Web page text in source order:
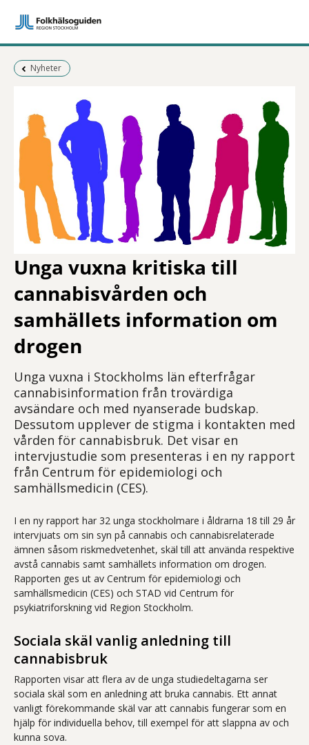
Föregående sida:
Nyheter
Unga vuxna kritiska till
cannabisvården och
samhällets information om
drogen
Unga vuxna i Stockholms län efterfrågar
cannabisinformation från trovärdiga
avsändare och med nyanserade budskap.
Dessutom upplever de stigma i kontakten med
vården för cannabisbruk. Det visar en
intervjustudie som presenteras i en ny rapport
från Centrum för epidemiologi och
samhällsmedicin (CES).
I en ny rapport har 32 unga stockholmare i åldrarna 18 till 29 år
intervjuats om sin syn på cannabis och cannabisrelaterade
ämnen såsom riskmedvetenhet, skäl till att använda respektive
avstå cannabis samt samhällets information om drogen.
Rapporten ges ut av Centrum för epidemiologi och
samhällsmedicin (CES) och STAD vid Centrum för
psykiatriforskning vid Region Stockholm.
Sociala skäl vanlig anledning till
cannabisbruk
Rapporten visar att flera av de unga studiedeltagarna ser
sociala skäl som en anledning att bruka cannabis. Ett annat
vanligt förekommande skäl var att cannabis fungerar som en
hjälp för individuella behov, till exempel för att slappna av och
kunna sova.